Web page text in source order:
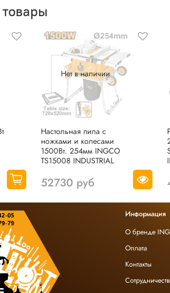
Нет в наличии
Настольная пила с
ножками и колесами
1500Вт. 254мм INGCO
TS15008 INDUSTRIAL
52730 руб
Информация
О бренде
Оплата
Контакты